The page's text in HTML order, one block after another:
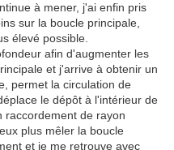
à mener, j'ai enfin pris
sur la boucle principale,
élevé possible.
afin d'augmenter les
et j'arrive à obtenir un
permet la circulation de
le dépôt à l'intérieur de
raccordement de rayon
plus mêler la boucle
et je me retrouve avec